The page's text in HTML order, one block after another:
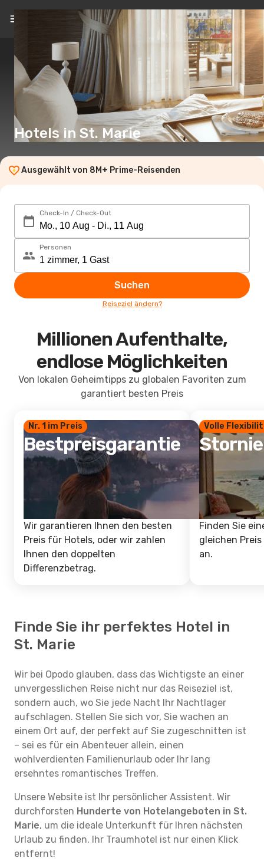
DE(€)
Hotels in St. Marie
Ausgewählt von 8M+ Prime-Reisenden
Check-In / Check-Out
Personen
Suchen
Reiseziel ändern?
Millionen Aufenthalte,
endlose Möglichkeiten
Von lokalen Geheimtipps zu globalen Favoriten zum
garantiert besten Preis
Nr. 1 im Preis
Bestpreisgarantie
Wir garantieren Ihnen den besten
Preis für Hotels, oder wir zahlen
Ihnen den doppelten
Differenzbetrag.
Volle
Finden Sie
gleichen
an.
Finde Sie ihr perfektes Hotel in
St. Marie
Wir bei Opodo glauben, dass das Wichtigste an einer
unvergesslichen Reise nicht nur das Reiseziel ist,
sondern auch, wo Sie jede Nacht Ihr Nachtlager
aufschlagen. Stellen Sie sich vor, Sie wachen an
einem Ort auf, der perfekt auf Sie zugeschnitten ist
– sei es für ein Abenteuer allein, einen
wohlverdienten Familienurlaub oder Ihr lang
ersehntes romantisches Treffen.
Unsere Website ist Ihr persönlicher Assistent. Wir
durchforsten Hunderte von Hotelangeboten in St.
Marie, um die ideale Unterkunft für Ihren nächsten
Urlaub zu finden. Ihr Traumhotel ist nur einen Klick
entfernt!